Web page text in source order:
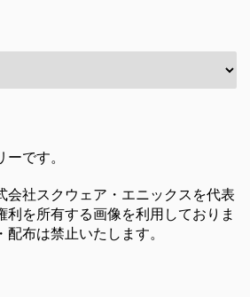
です。
会社スクウェア・エニックスを代表
利を所有する画像を利用しておりま
布は禁止いたします。